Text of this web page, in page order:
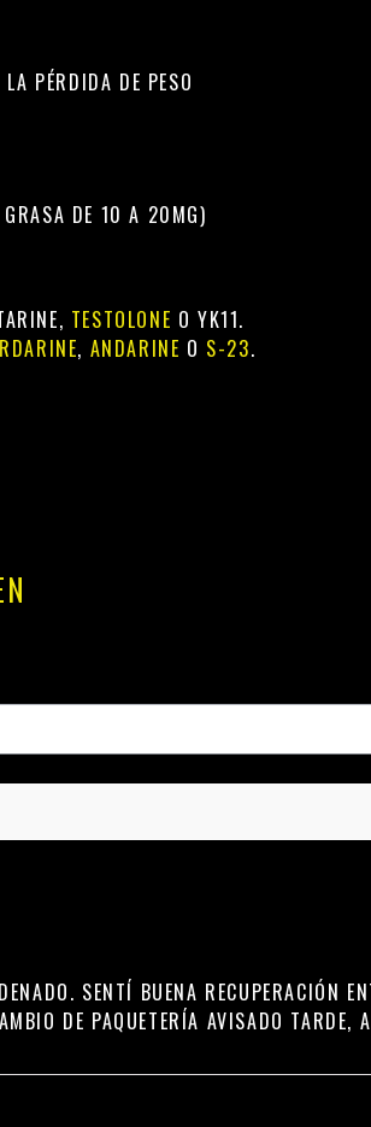
PÉRDIDA DE PESO
DE 10 A 20MG)
TESTOLONE O YK11.
, ANDARINE O S-23.
SENTÍ BUENA RECUPERACIÓN
DE PAQUETERÍA AVISADO TARDE,